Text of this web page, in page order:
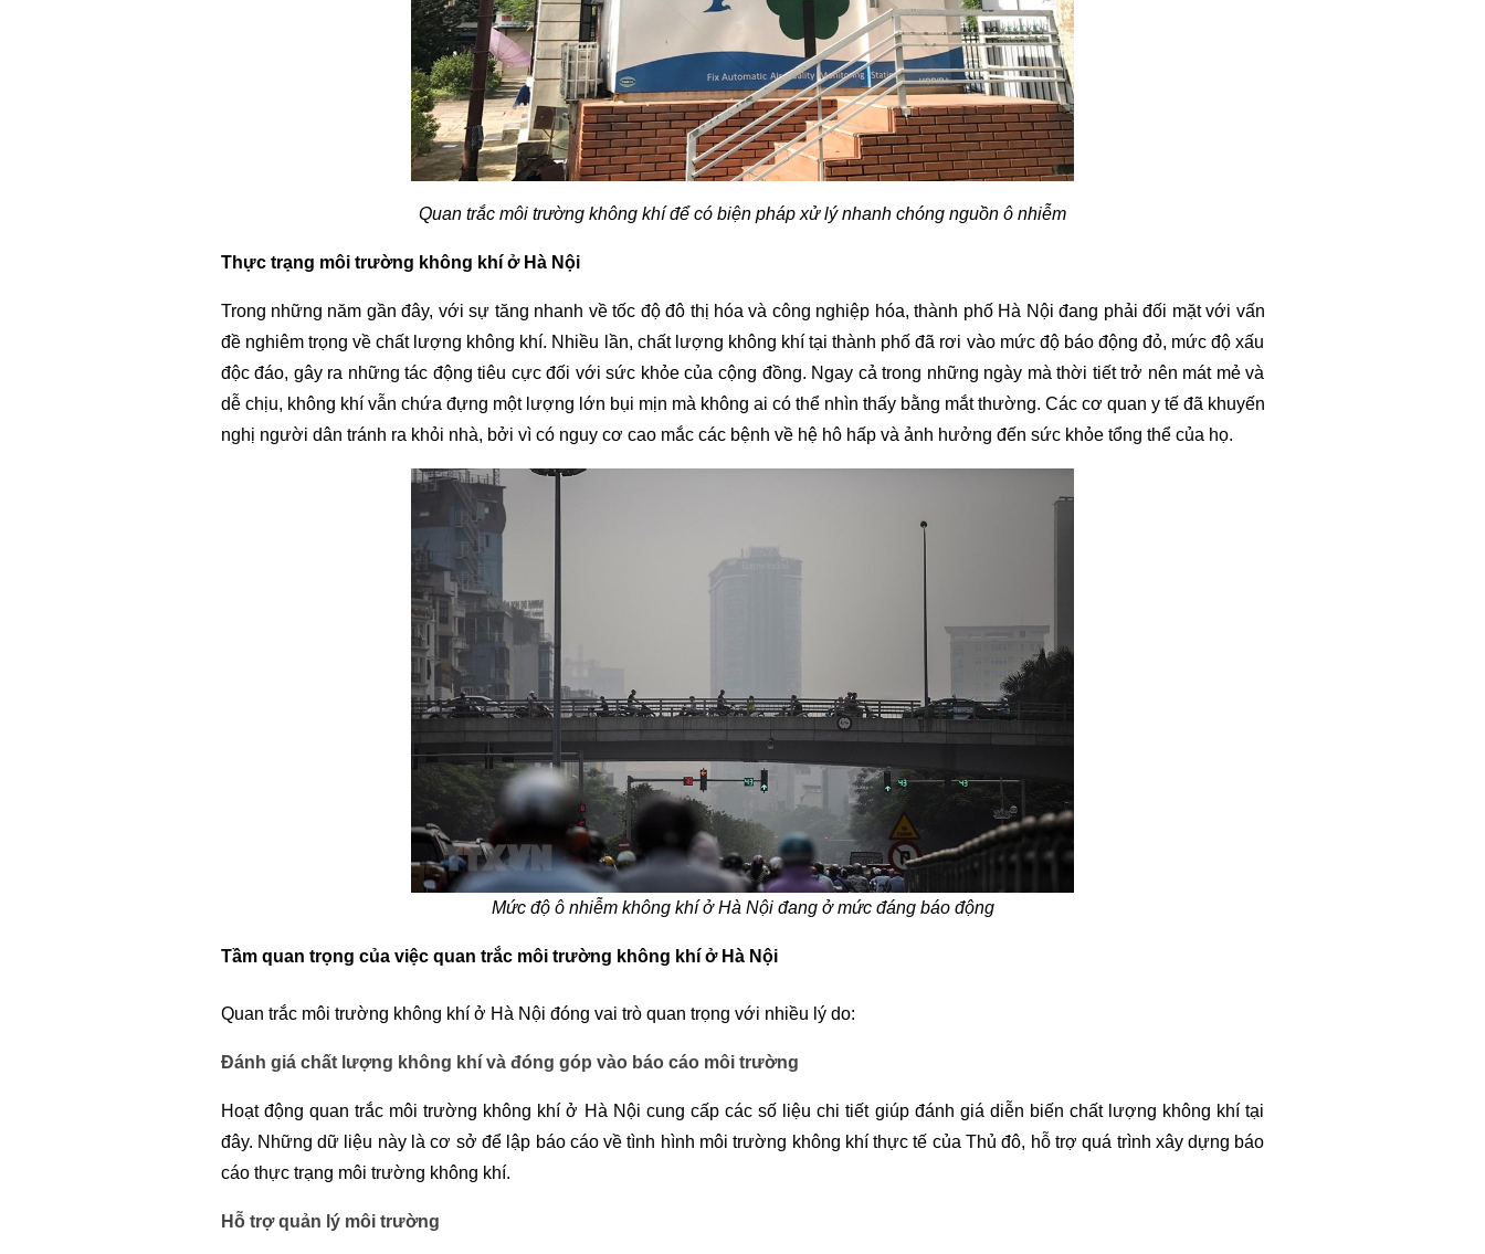
Quan trắc môi trường không khí để có biện pháp xử lý nhanh chóng nguồn ô nhiễm
Thực trạng môi trường không khí ở Hà Nội
Trong những năm gần đây, với sự tăng nhanh về tốc độ đô thị hóa và công nghiệp hóa, thành phố Hà Nội đang phải đối mặt với vấn
đề nghiêm trọng về chất lượng không khí. Nhiều lần, chất lượng không khí tại thành phố đã rơi vào mức độ báo động đỏ, mức độ xấu
độc đáo, gây ra những tác động tiêu cực đối với sức khỏe của cộng đồng. Ngay cả trong những ngày mà thời tiết trở nên mát mẻ và
dễ chịu, không khí vẫn chứa đựng một lượng lớn bụi mịn mà không ai có thể nhìn thấy bằng mắt thường. Các cơ quan y tế đã khuyến
nghị người dân tránh ra khỏi nhà, bởi vì có nguy cơ cao mắc các bệnh về hệ hô hấp và ảnh hưởng đến sức khỏe tổng thể của họ.
Mức độ ô nhiễm không khí ở Hà Nội đang ở mức đáng báo động
Tầm quan trọng của việc quan trắc môi trường không khí ở Hà Nội
Quan trắc môi trường không khí ở Hà Nội đóng vai trò quan trọng với nhiều lý do:
Đánh giá chất lượng không khí và đóng góp vào báo cáo môi trường
Hoạt động quan trắc môi trường không khí ở Hà Nội cung cấp các số liệu chi tiết giúp đánh giá diễn biến chất lượng không khí tại
đây. Những dữ liệu này là cơ sở để lập báo cáo về tình hình môi trường không khí thực tế của Thủ đô, hỗ trợ quá trình xây dựng báo
cáo thực trạng môi trường không khí.
Hỗ trợ quản lý môi trường